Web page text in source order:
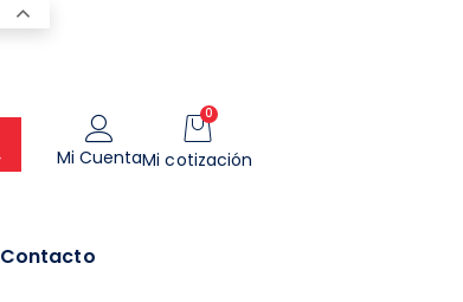
Mi Cuenta
0
Mi cotización
Contacto